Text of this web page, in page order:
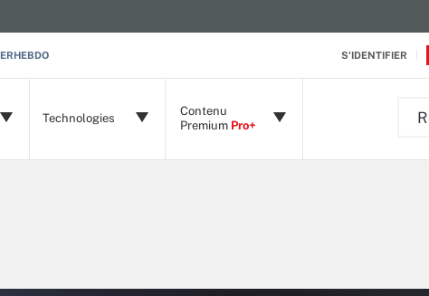
S'IDENTIFIER
Technologies
Contenu
Premium Pro+